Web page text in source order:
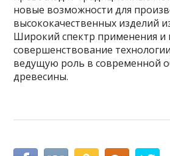
новые возможности для
высококачественных изделий
Широкий спектр применения и
совершенствование
ведущую роль в современной
древесины.